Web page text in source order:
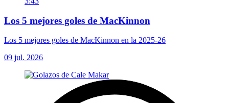
Los 5 mejores goles de MacKinnon
Los 5 mejores goles de MacKinnon en la 2025-26
09 jul. 2026